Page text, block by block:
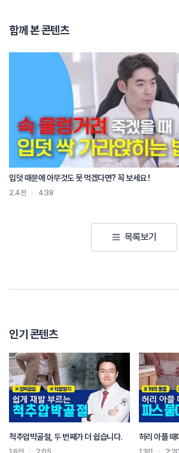
척추 뼈와 뼈 사이의 충격을 흡수해 주는
그렇다면 허리디스크와 퇴행성 허리디스크의 차이점은
허리 디스크 또는 요추추간판탈출증이라고 하는 이 질환
갑작스러운 충격이나 무리한 자세가 원인이 되어 발생
반면 퇴행성 디스크는 나이가 들면서
디스크가 서서히 닳고 약해지며 나타나는 질환입니다
요추추간판탈출증은
보통 활동량이 많은 20대에서 40대에 흔히 발생하고
퇴행성 허리 디스크는
50대 이상 중장년층에서 주로 발생합니다
퇴행성 허리 디스크는 디스크가 점진적으로 닳아
장시간 같은 자세를 유지하거나 허리를 뒤로 젖힐 때
수핵이 탈출하여 허리통증, 방사통, 다리저림을 유발합
갑작스러운 움직임에 의해서 악화됩니다
운동법 및 예방법도 판이하게 다릅니다
퇴행성 허리디스크는 나이가 들면서 자연스러운 노화
적절한 운동을 통해 진행 속도를 늦추고
통증을 완화할 수 있습니다
구체적으로 권장되는 몇 가지 운동은
걷기, 수영, 실내자전거, 요가, 필라테스 등입니다
이 운동들은 모두 허리 근육을 강화하고
유연성을 향상시켜서 혈액 순환을 촉진하여
함께 본 콘텐츠
입덧 때문에 아무것도 못 먹겠다면? 꼭 보세요 !
2.4천 4:38
목록보기
인기 콘텐츠
척추압박골절, 두 번째가 더 쉽습니다. 허리 아플 때